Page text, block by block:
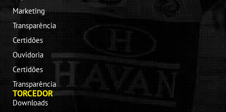
Marketing
Transparência
Certidões
Ouvidoria
Certidões
Transparência
TORCEDOR
Downloads